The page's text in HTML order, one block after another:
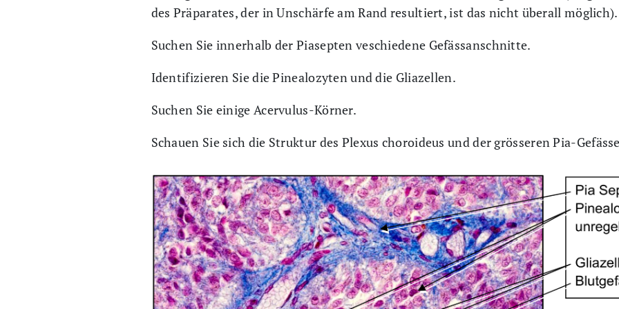
des Präparates, der in Unschärfe am Rand resultiert, ist das nicht überall möglich).
Suchen Sie innerhalb der Piasepten veschiedene Gefässanschnitte.
Identifizieren Sie die Pinealozyten und die Gliazellen.
Suchen Sie einige Acervulus-Körner.
Schauen Sie sich die Struktur des Plexus choroideus und der grösseren Pia-